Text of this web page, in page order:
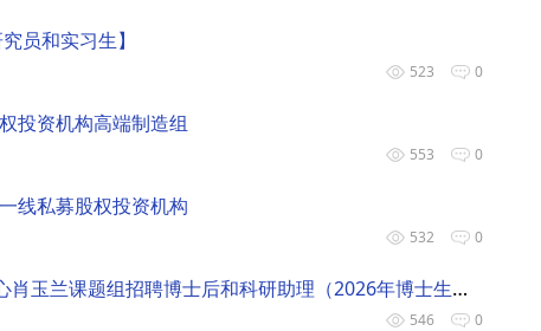
员和实习生】
0
523
投资机构高端制造组
0
553
线私募股权投资机构
0
532
上海交通大学变革性分子前沿科学中心肖玉兰课题组招聘博士后和科研助理（2026年博士生候选人）（化学生物学）
0
546